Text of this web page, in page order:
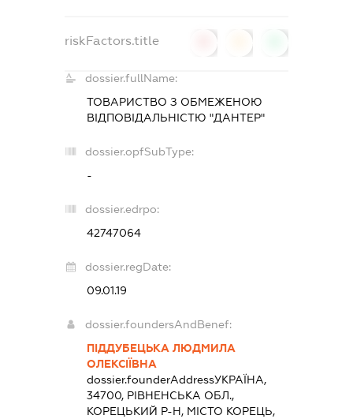
riskFactors.title
dossier.fullName:
ТОВАРИСТВО З ОБМЕЖЕНОЮ
ВІДПОВІДАЛЬНІСТЮ "ДАНТЕР"
dossier.opfSubType:
-
dossier.edrpo:
42747064
dossier.regDate:
09.01.19
dossier.foundersAndBenef:
ПІДДУБЕЦЬКА ЛЮДМИЛА
ОЛЕКСІЇВНА
dossier.founderAddressУКРАЇНА,
34700, РІВНЕНСЬКА ОБЛ.,
КОРЕЦЬКИЙ Р-Н, МІСТО КОРЕЦЬ,